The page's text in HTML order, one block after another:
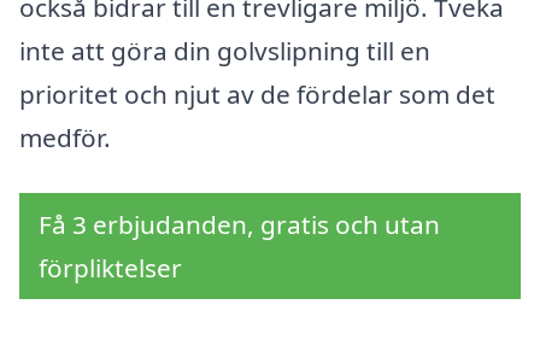
också bidrar till en trevligare miljö. Tveka
inte att göra din golvslipning till en
prioritet och njut av de fördelar som det
medför.
Få 3 erbjudanden, gratis och utan
förpliktelser